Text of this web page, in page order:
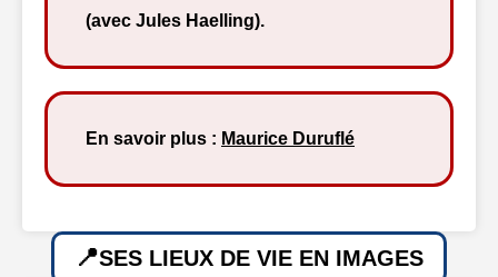
(avec Jules Haelling).
En savoir plus : Maurice Duruflé
SES LIEUX DE VIE EN IMAGES